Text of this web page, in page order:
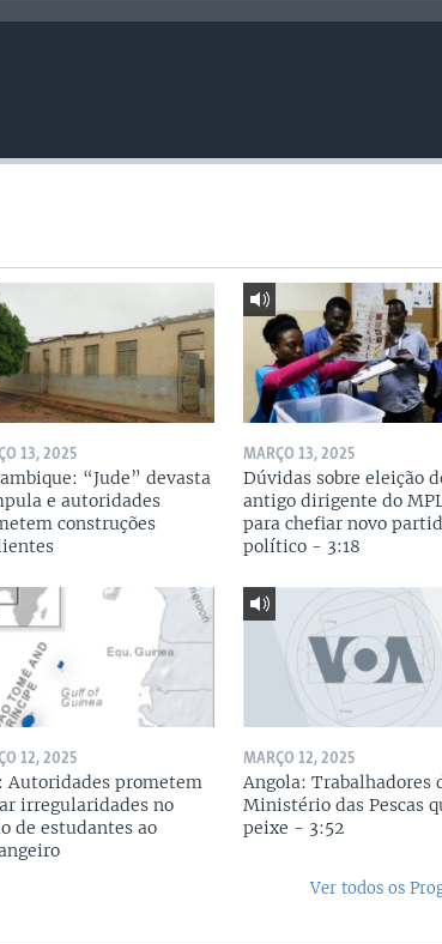
13, 2025
“Jude” devasta
e autoridades
construções
MARÇO 13, 2025
Dúvidas sobre eleição
antigo dirigente do
para chefiar novo
político - 3:18
12, 2025
Autoridades prometem
irregularidades no
de estudantes ao
MARÇO 12, 2025
Angola: Trabalhadores
Ministério das Pescas
peixe - 3:52
Ver todos os